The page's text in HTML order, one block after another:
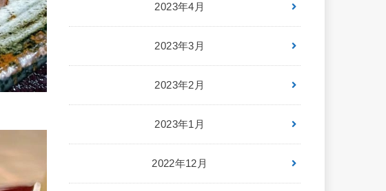
2023年4月
2023年3月
2023年2月
2023年1月
2022年12月